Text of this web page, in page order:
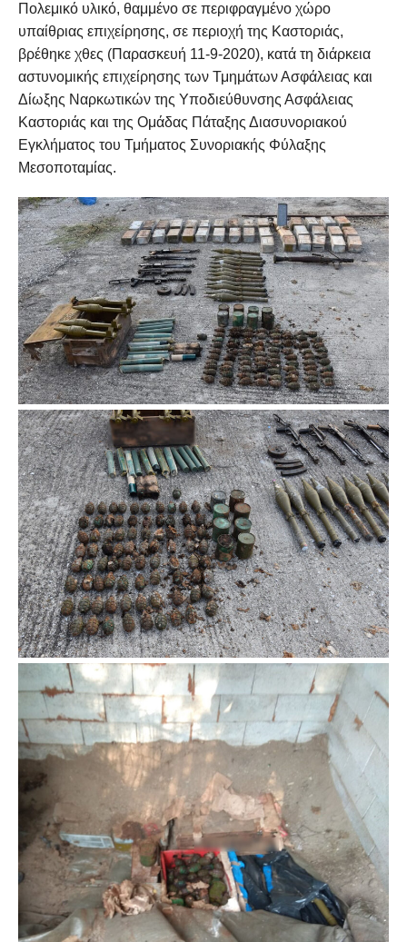
Πολεμικό υλικό, θαμμένο σε περιφραγμένο χώρο
υπαίθριας επιχείρησης, σε περιοχή της Καστοριάς,
βρέθηκε χθες (Παρασκευή 11-9-2020), κατά τη διάρκεια
αστυνομικής επιχείρησης των Τμημάτων Ασφάλειας και
Δίωξης Ναρκωτικών της Υποδιεύθυνσης Ασφάλειας
Καστοριάς και της Ομάδας Πάταξης Διασυνοριακού
Εγκλήματος του Τμήματος Συνοριακής Φύλαξης
Μεσοποταμίας.